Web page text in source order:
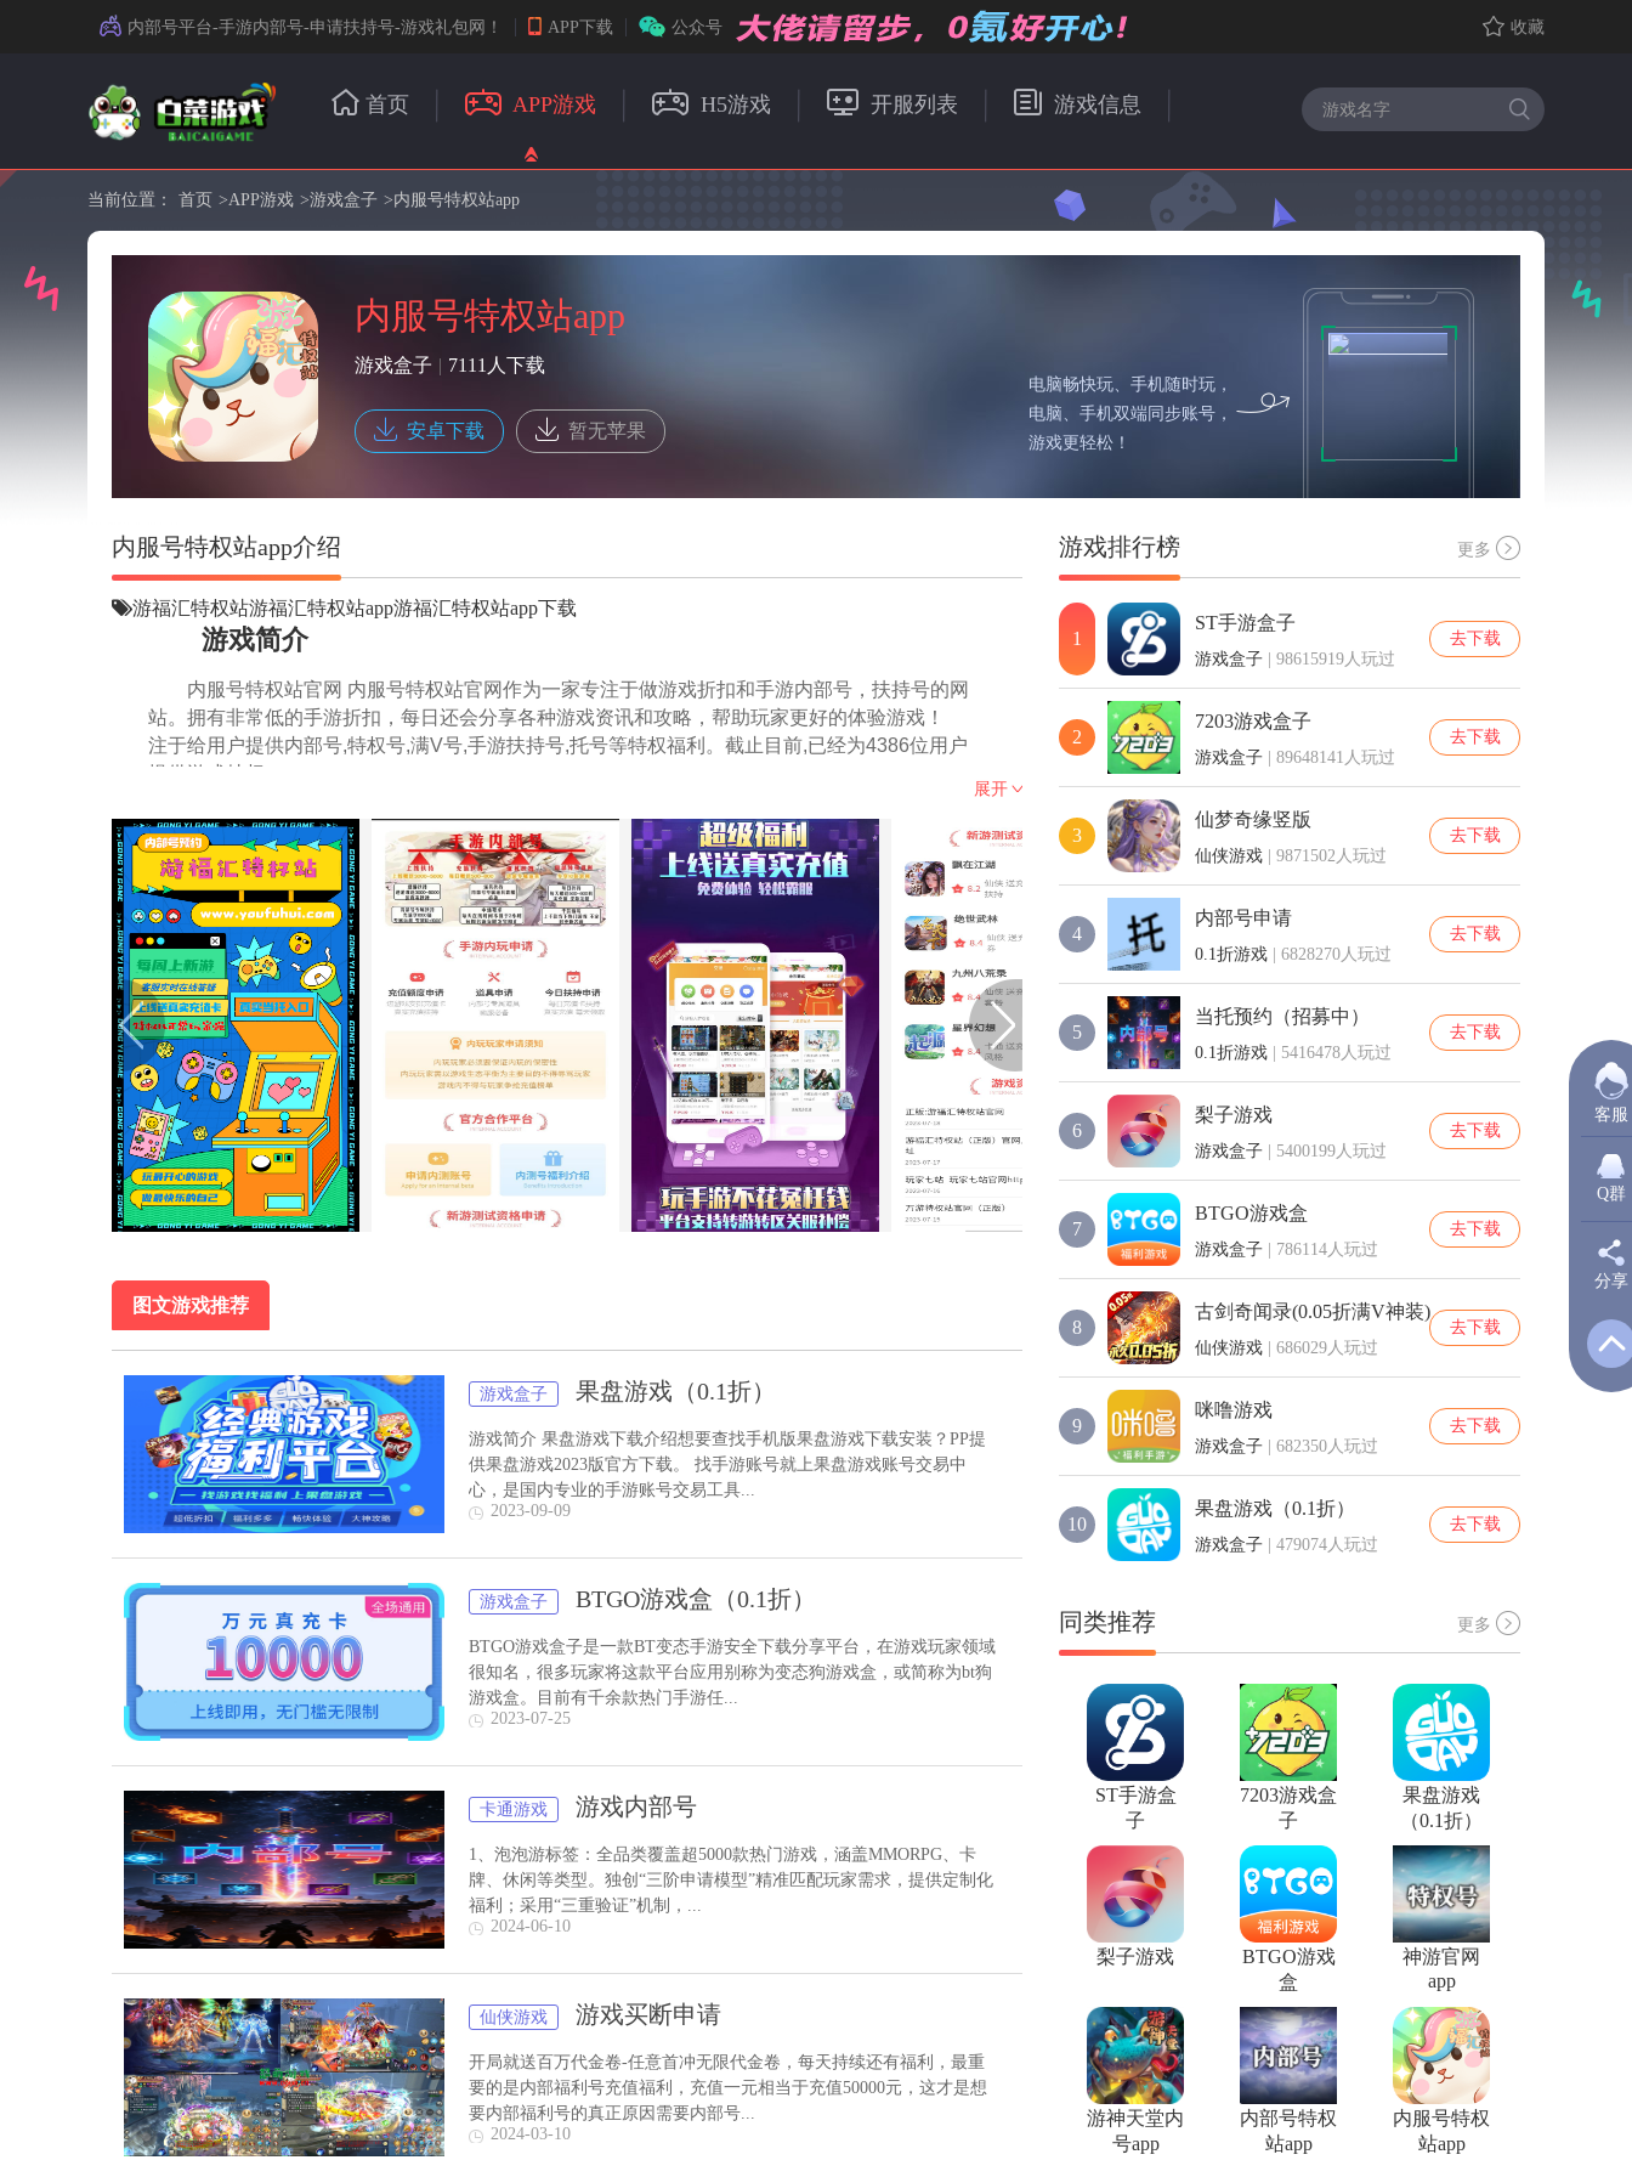
内部号平台-手游内部号-申请扶持号-游戏礼包网！ APP下载 公众号 收藏
首页 APP游戏 H5游戏 开服列表 游戏信息
当前位置： 首页 >APP游戏 >游戏盒子 >内服号特权站app
内服号特权站app
游戏盒子 | 7111人下载
安卓下载 暂无苹果
电脑畅快玩、手机随时玩，
电脑、手机双端同步账号，
游戏更轻松！
内服号特权站app介绍
游福汇特权站游福汇特权站app游福汇特权站app下载
游戏简介
内服号特权站官网 内服号特权站官网作为一家专注于做游戏折扣和手游内部号，扶持号的网
站。拥有非常低的手游折扣，每日还会分享各种游戏资讯和攻略，帮助玩家更好的体验游戏！
注于给用户提供内部号,特权号,满V号,手游扶持号,托号等特权福利。截止目前,已经为4386位用户
提供游戏特权。
这是一个集内部号，内测号，特权号，折扣号，福利号，资源号，托号为一体的官方发布平台
在2018年由知名上市游戏公司高管王**在百度创办而成，在短时间内利用在职期间积累的人
脉，迅速垄断了，世面上90%的特殊游戏账号，官网内不仅可以申请上千款游戏内部号等特殊账
号，还可以查询各种游戏攻略，游戏最新新闻等功能，基本是目前最受欢迎的游戏官网，每天官网
内都会发布少量申请内部号等资格。
内服号特权站官网 内部号申请流程：
1、首先在百度搜索等平台搜索：
内服号特权站 内服号特权站官网，或是输入网址：
http://youfuhui.com，进入
2、进入官网之后，在主界面可以看见主页点击窗口，点击进入
3、联系官网专员，申请你想要的内部号
4、等待专员的回复，即可咨询所有问题
5、申请之后，根据专员的提醒，领取福利即可
（游戏手游门槛，内部号特权原因，近期出现盗版的很多请认准官网预约地址）
展开
图文游戏推荐
游戏盒子 果盘游戏（0.1折）
游戏简介 果盘游戏下载介绍想要查找手机版果盘游戏下载安装？PP提
供果盘游戏2023版官方下载。 找手游账号就上果盘游戏账号交易中
心，是国内专业的手游账号交易工具...
2023-09-09
游戏盒子 BTGO游戏盒（0.1折）
BTGO游戏盒子是一款BT变态手游安全下载分享平台，在游戏玩家领域
很知名，很多玩家将这款平台应用别称为变态狗游戏盒，或简称为bt狗
游戏盒。目前有千余款热门手游任...
2023-07-25
卡通游戏 游戏内部号
1、泡泡游标签：全品类覆盖超5000款热门游戏，涵盖MMORPG、卡
牌、休闲等类型。独创“三阶申请模型”精准匹配玩家需求，提供定制化
福利；采用“三重验证”机制，...
2024-06-10
仙侠游戏 游戏买断申请
开局就送百万代金卷-任意首冲无限代金卷，每天持续还有福利，最重
要的是内部福利号充值福利，充值一元相当于充值50000元，这才是想
要内部福利号的真正原因需要内部号...
2024-03-10
游戏排行榜 更多
1
ST手游盒子
游戏盒子 | 98615919人玩过
去下载
2
7203游戏盒子
游戏盒子 | 89648141人玩过
去下载
3
仙梦奇缘竖版
仙侠游戏 | 9871502人玩过
去下载
4
内部号申请
0.1折游戏 | 6828270人玩过
去下载
5
当托预约（招募中）
0.1折游戏 | 5416478人玩过
去下载
6
梨子游戏
游戏盒子 | 5400199人玩过
去下载
7
BTGO游戏盒
游戏盒子 | 786114人玩过
去下载
8
古剑奇闻录(0.05折满V神装)
仙侠游戏 | 686029人玩过
去下载
9
咪噜游戏
游戏盒子 | 682350人玩过
去下载
10
果盘游戏（0.1折）
游戏盒子 | 479074人玩过
去下载
同类推荐 更多
ST手游盒
子
7203游戏盒
子
果盘游戏
（0.1折）
梨子游戏
BTGO游戏
盒
神游官网
app
游神天堂内
号app
内部号特权
站app
内服号特权
站app
客服
Q群
分享